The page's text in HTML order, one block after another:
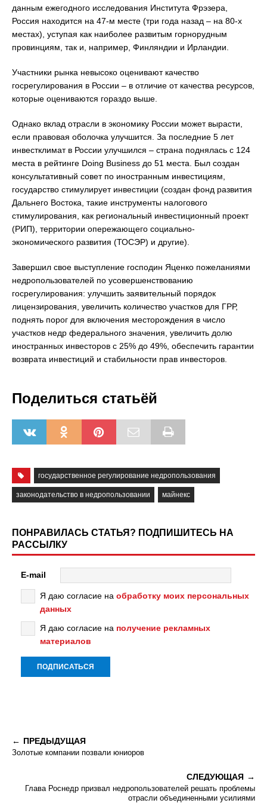
данным ежегодного исследования Института Фрэзера,
Россия находится на 47-м месте (три года назад – на 80-х
местах), уступая как наиболее развитым горнорудным
провинциям, так и, например, Финляндии и Ирландии.
Участники рынка невысоко оценивают качество
госрегулирования в России – в отличие от качества ресурсов,
которые оцениваются гораздо выше.
Однако вклад отрасли в экономику России может вырасти,
если правовая оболочка улучшится. За последние 5 лет
инвестклимат в России улучшился – страна поднялась с 124
места в рейтинге Doing Business до 51 места. Был создан
консультативный совет по иностранным инвестициям,
государство стимулирует инвестиции (создан фонд развития
Дальнего Востока, такие инструменты налогового
стимулирования, как региональный инвестиционный проект
(РИП), территории опережающего социально-
экономического развития (ТОСЭР) и другие).
Завершил свое выступление господин Яценко пожеланиями
недропользователей по усовершенствованию
госрегулирования: улучшить заявительный порядок
лицензирования, увеличить количество участков для ГРР,
поднять порог для включения месторождения в число
участков недр федерального значения, увеличить долю
иностранных инвесторов с 25% до 49%, обеспечить гарантии
возврата инвестиций и стабильности прав инвесторов.
Поделиться статьёй
государственное регулирование недропользования
законодательство в недропользовании майнекс
ПОНРАВИЛАСЬ СТАТЬЯ? ПОДПИШИТЕСЬ НА
РАССЫЛКУ
E-mail
Я даю согласие на обработку моих персональных
данных
Я даю согласие на получение рекламных
материалов
ПРЕДЫДУЩАЯ
Золотые компании позвали юниоров
СЛЕДУЮЩАЯ
Глава Роснедр призвал недропользователей решать проблемы
отрасли объединенными усилиями